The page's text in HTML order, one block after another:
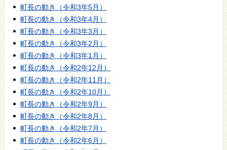
町長の動き（令和3年5月）
町長の動き（令和3年4月）
町長の動き（令和3年3月）
町長の動き（令和3年2月）
町長の動き（令和3年1月）
町長の動き（令和2年12月）
町長の動き（令和2年11月）
町長の動き（令和2年10月）
町長の動き（令和2年9月）
町長の動き（令和2年8月）
町長の動き（令和2年7月）
町長の動き（令和2年6月）